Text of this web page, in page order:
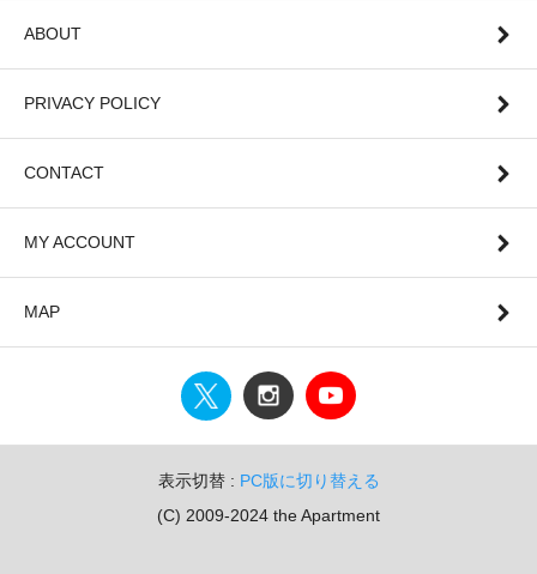
ABOUT
PRIVACY POLICY
CONTACT
MY ACCOUNT
MAP
表示切替 : PC版に切り替える
(C) 2009-2024 the Apartment